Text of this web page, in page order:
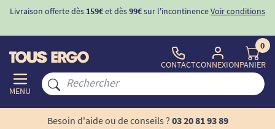
Livraison offerte dès 159€et dès99€sur l'incontinenceVoir conditions
MENU
CONTACTCONNEXION
0
PANIER
Besoin d'aide ou de conseils ? 03 20 81 93 89